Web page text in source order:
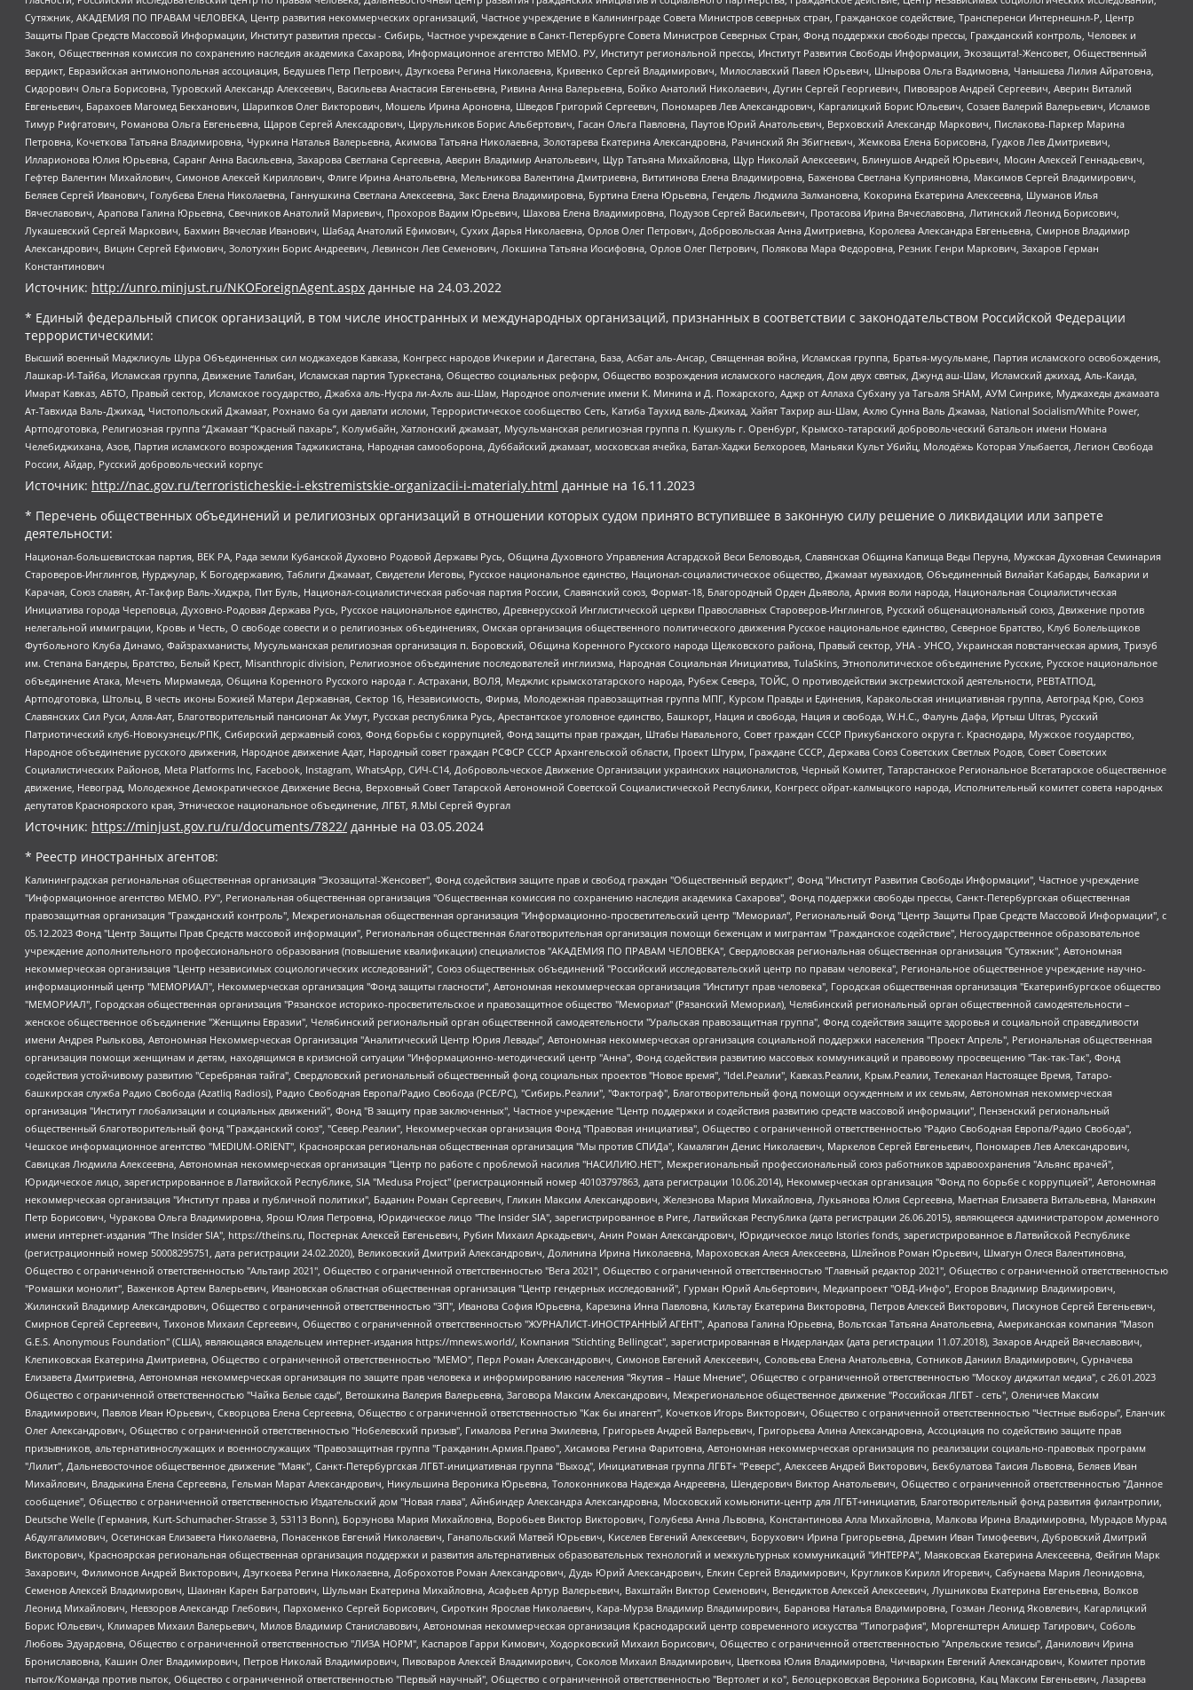
Сутяжник, АКАДЕМИЯ ПО ПРАВАМ ЧЕЛОВЕКА, Центр развития некоммерческих организаций, Частное учреждение в Калининграде Совета Министров северных стран, Гражданское содействие, Трансперенси Интернешнл-Р, Центр
Защиты Прав Средств Массовой Информации, Институт развития прессы - Сибирь, Частное учреждение в Санкт-Петербурге Совета Министров Северных Стран, Фонд поддержки свободы прессы, Гражданский контроль, Человек и
Закон, Общественная комиссия по сохранению наследия академика Сахарова, Информационное агентство МЕМО. РУ, Институт региональной прессы, Институт Развития Свободы Информации, Экозащита!-Женсовет, Общественный
вердикт, Евразийская антимонопольная ассоциация, Бедушев Петр Петрович, Дзугкоева Регина Николаевна, Кривенко Сергей Владимирович, Милославский Павел Юрьевич, Шнырова Ольга Вадимовна, Чанышева Лилия Айратовна,
Сидорович Ольга Борисовна, Туровский Александр Алексеевич, Васильева Анастасия Евгеньевна, Ривина Анна Валерьевна, Бойко Анатолий Николаевич, Дугин Сергей Георгиевич, Пивоваров Андрей Сергеевич, Аверин Виталий
Евгеньевич, Барахоев Магомед Бекханович, Шарипков Олег Викторович, Мошель Ирина Ароновна, Шведов Григорий Сергеевич, Пономарев Лев Александрович, Каргалицкий Борис Юльевич, Созаев Валерий Валерьевич, Исламов
Тимур Рифгатович, Романова Ольга Евгеньевна, Щаров Сергей Алексадрович, Цирульников Борис Альбертович, Гасан Ольга Павловна, Паутов Юрий Анатольевич, Верховский Александр Маркович, Пислакова-Паркер Марина
Петровна, Кочеткова Татьяна Владимировна, Чуркина Наталья Валерьевна, Акимова Татьяна Николаевна, Золотарева Екатерина Александровна, Рачинский Ян Збигневич, Жемкова Елена Борисовна, Гудков Лев Дмитриевич,
Илларионова Юлия Юрьевна, Саранг Анна Васильевна, Захарова Светлана Сергеевна, Аверин Владимир Анатольевич, Щур Татьяна Михайловна, Щур Николай Алексеевич, Блинушов Андрей Юрьевич, Мосин Алексей Геннадьевич,
Гефтер Валентин Михайлович, Симонов Алексей Кириллович, Флиге Ирина Анатольевна, Мельникова Валентина Дмитриевна, Вититинова Елена Владимировна, Баженова Светлана Куприяновна, Максимов Сергей Владимирович,
Беляев Сергей Иванович, Голубева Елена Николаевна, Ганнушкина Светлана Алексеевна, Закс Елена Владимировна, Буртина Елена Юрьевна, Гендель Людмила Залмановна, Кокорина Екатерина Алексеевна, Шуманов Илья
Вячеславович, Арапова Галина Юрьевна, Свечников Анатолий Мариевич, Прохоров Вадим Юрьевич, Шахова Елена Владимировна, Подузов Сергей Васильевич, Протасова Ирина Вячеславовна, Литинский Леонид Борисович,
Лукашевский Сергей Маркович, Бахмин Вячеслав Иванович, Шабад Анатолий Ефимович, Сухих Дарья Николаевна, Орлов Олег Петрович, Добровольская Анна Дмитриевна, Королева Александра Евгеньевна, Смирнов Владимир
Александрович, Вицин Сергей Ефимович, Золотухин Борис Андреевич, Левинсон Лев Семенович, Локшина Татьяна Иосифовна, Орлов Олег Петрович, Полякова Мара Федоровна, Резник Генри Маркович, Захаров Герман
Константинович
Источник: http://unro.minjust.ru/NKOForeignAgent.aspx данные на 24.03.2022
* Единый федеральный список организаций, в том числе иностранных и международных организаций, признанных в соответствии с законодательством Российской Федерации
террористическими:
Высший военный Маджлисуль Шура Объединенных сил моджахедов Кавказа, Конгресс народов Ичкерии и Дагестана, База, Асбат аль-Ансар, Священная война, Исламская группа, Братья-мусульмане, Партия исламского освобождения,
Лашкар-И-Тайба, Исламская группа, Движение Талибан, Исламская партия Туркестана, Общество социальных реформ, Общество возрождения исламского наследия, Дом двух святых, Джунд аш-Шам, Исламский джихад, Аль-Каида,
Имарат Кавказ, АБТО, Правый сектор, Исламское государство, Джабха аль-Нусра ли-Ахль аш-Шам, Народное ополчение имени К. Минина и Д. Пожарского, Аджр от Аллаха Субхану уа Тагьаля SHAM, АУМ Синрике, Муджахеды джамаата
Ат-Тавхида Валь-Джихад, Чистопольский Джамаат, Рохнамо ба суи давлати исломи, Террористическое сообщество Сеть, Катиба Таухид валь-Джихад, Хайят Тахрир аш-Шам, Ахлю Сунна Валь Джамаа, National Socialism/White Power,
Артподготовка, Религиозная группа “Джамаат “Красный пахарь”, Колумбайн, Хатлонский джамаат, Мусульманская религиозная группа п. Кушкуль г. Оренбург, Крымско-татарский добровольческий батальон имени Номана
Челебиджихана, Азов, Партия исламского возрождения Таджикистана, Народная самооборона, Дуббайский джамаат, московская ячейка, Батал-Хаджи Белхороев, Маньяки Культ Убийц, Молодёжь Которая Улыбается, Легион Свобода
России, Айдар, Русский добровольческий корпус
Источник: http://nac.gov.ru/terroristicheskie-i-ekstremistskie-organizacii-i-materialy.html данные на 16.11.2023
* Перечень общественных объединений и религиозных организаций в отношении которых судом принято вступившее в законную силу решение о ликвидации или запрете
деятельности:
Национал-большевистская партия, ВЕК РА, Рада земли Кубанской Духовно Родовой Державы Русь, Община Духовного Управления Асгардской Веси Беловодья, Славянская Община Капища Веды Перуна, Мужская Духовная Семинария
Староверов-Инглингов, Нурджулар, К Богодержавию, Таблиги Джамаат, Свидетели Иеговы, Русское национальное единство, Национал-социалистическое общество, Джамаат мувахидов, Объединенный Вилайат Кабарды, Балкарии и
Карачая, Союз славян, Ат-Такфир Валь-Хиджра, Пит Буль, Национал-социалистическая рабочая партия России, Славянский союз, Формат-18, Благородный Орден Дьявола, Армия воли народа, Национальная Социалистическая
Инициатива города Череповца, Духовно-Родовая Держава Русь, Русское национальное единство, Древнерусской Инглистической церкви Православных Староверов-Инглингов, Русский общенациональный союз, Движение против
нелегальной иммиграции, Кровь и Честь, О свободе совести и о религиозных объединениях, Омская организация общественного политического движения Русское национальное единство, Северное Братство, Клуб Болельщиков
Футбольного Клуба Динамо, Файзрахманисты, Мусульманская религиозная организация п. Боровский, Община Коренного Русского народа Щелковского района, Правый сектор, УНА - УНСО, Украинская повстанческая армия, Тризуб
им. Степана Бандеры, Братство, Белый Крест, Misanthropic division, Религиозное объединение последователей инглиизма, Народная Социальная Инициатива, TulaSkins, Этнополитическое объединение Русские, Русское национальное
объединение Атака, Мечеть Мирмамеда, Община Коренного Русского народа г. Астрахани, ВОЛЯ, Меджлис крымскотатарского народа, Рубеж Севера, ТОЙС, О противодействии экстремистской деятельности, РЕВТАТПОД,
Артподготовка, Штольц, В честь иконы Божией Матери Державная, Сектор 16, Независимость, Фирма, Молодежная правозащитная группа МПГ, Курсом Правды и Единения, Каракольская инициативная группа, Автоград Крю, Союз
Славянских Сил Руси, Алля-Аят, Благотворительный пансионат Ак Умут, Русская республика Русь, Арестантское уголовное единство, Башкорт, Нация и свобода, Нация и свобода, W.H.С., Фалунь Дафа, Иртыш Ultras, Русский
Патриотический клуб-Новокузнецк/РПК, Сибирский державный союз, Фонд борьбы с коррупцией, Фонд защиты прав граждан, Штабы Навального, Совет граждан СССР Прикубанского округа г. Краснодара, Мужское государство,
Народное объединение русского движения, Народное движение Адат, Народный совет граждан РСФСР СССР Архангельской области, Проект Штурм, Граждане СССР, Держава Союз Советских Светлых Родов, Совет Советских
Социалистических Районов, Meta Platforms Inc, Facebook, Instagram, WhatsApp, СИЧ-С14, Добровольческое Движение Организации украинских националистов, Черный Комитет, Татарстанское Региональное Всетатарское общественное
движение, Невоград, Молодежное Демократическое Движение Весна, Верховный Совет Татарской Автономной Советской Социалистической Республики, Конгресс ойрат-калмыцкого народа, Исполнительный комитет совета народных
депутатов Красноярского края, Этническое национальное объединение, ЛГБТ, Я.МЫ Сергей Фургал
Источник: https://minjust.gov.ru/ru/documents/7822/ данные на 03.05.2024
* Реестр иностранных агентов:
Калининградская региональная общественная организация "Экозащита!-Женсовет", Фонд содействия защите прав и свобод граждан "Общественный вердикт", Фонд "Институт Развития Свободы Информации", Частное учреждение "Информационное агентство МЕМО. РУ", Региональная общественная организация "Общественная комиссия по сохранению наследия академика Сахарова", Фонд поддержки свободы прессы, Санкт-Петербургская общественная правозащитная организация "Гражданский контроль", Межрегиональная общественная организация "Информационно-просветительский центр "Мемориал", Региональный Фонд "Центр Защиты Прав Средств Массовой Информации", с 05.12.2023 Фонд "Центр Защиты Прав Средств массовой информации", Региональная общественная благотворительная организация помощи беженцам и мигрантам "Гражданское содействие", Негосударственное образовательное учреждение дополнительного профессионального образования (повышение квалификации) специалистов "АКАДЕМИЯ ПО ПРАВАМ ЧЕЛОВЕКА", Свердловская региональная общественная организация "Сутяжник", Автономная некоммерческая организация "Центр независимых социологических исследований", Союз общественных объединений "Российский исследовательский центр по правам человека", Региональное общественное учреждение научно-информационный центр "МЕМОРИАЛ", Некоммерческая организация "Фонд защиты гласности", Автономная некоммерческая организация "Институт прав человека", Городская общественная организация "Екатеринбургское общество "МЕМОРИАЛ", Городская общественная организация "Рязанское историко-просветительское и правозащитное общество "Мемориал" (Рязанский Мемориал), Челябинский региональный орган общественной самодеятельности – женское общественное объединение "Женщины Евразии", Челябинский региональный орган общественной самодеятельности "Уральская правозащитная группа", Фонд содействия защите здоровья и социальной справедливости имени Андрея Рылькова, Автономная Некоммерческая Организация "Аналитический Центр Юрия Левады", Автономная некоммерческая организация социальной поддержки населения "Проект Апрель", Региональная общественная организация помощи женщинам и детям, находящимся в кризисной ситуации "Информационно-методический центр "Анна", Фонд содействия развитию массовых коммуникаций и правовому просвещению "Так-так-Так", Фонд содействия устойчивому развитию "Серебряная тайга", Свердловский региональный общественный фонд социальных проектов "Новое время", "Idel.Реалии", Кавказ.Реалии, Крым.Реалии, Телеканал Настоящее Время, Татаро-башкирская служба Радио Свобода (Azatliq Radiosi), Радио Свободная Европа/Радио Свобода (PCE/PC), "Сибирь.Реалии", "Фактограф", Благотворительный фонд помощи осужденным и их семьям, Автономная некоммерческая организация "Институт глобализации и социальных движений", Фонд "В защиту прав заключенных", Частное учреждение "Центр поддержки и содействия развитию средств массовой информации", Пензенский региональный общественный благотворительный фонд "Гражданский союз", "Север.Реалии", Некоммерческая организация Фонд "Правовая инициатива", Общество с ограниченной ответственностью "Радио Свободная Европа/Радио Свобода", Чешское информационное агентство "MEDIUM-ORIENT", Красноярская региональная общественная организация "Мы против СПИДа", Камалягин Денис Николаевич, Маркелов Сергей Евгеньевич, Пономарев Лев Александрович, Савицкая Людмила Алексеевна, Автономная некоммерческая организация "Центр по работе с проблемой насилия "НАСИЛИЮ.НЕТ", Межрегиональный профессиональный союз работников здравоохранения "Альянс врачей", Юридическое лицо, зарегистрированное в Латвийской Республике, SIA "Medusa Project" (регистрационный номер 40103797863, дата регистрации 10.06.2014), Некоммерческая организация "Фонд по борьбе с коррупцией", Автономная некоммерческая организация "Институт права и публичной политики", Баданин Роман Сергеевич, Гликин Максим Александрович, Железнова Мария Михайловна, Лукьянова Юлия Сергеевна, Маетная Елизавета Витальевна, Маняхин Петр Борисович, Чуракова Ольга Владимировна, Ярош Юлия Петровна, Юридическое лицо "The Insider SIA", зарегистрированное в Риге, Латвийская Республика (дата регистрации 26.06.2015), являющееся администратором доменного имени интернет-издания "The Insider SIA", https://theins.ru, Постернак Алексей Евгеньевич, Рубин Михаил Аркадьевич, Анин Роман Александрович, Юридическое лицо Istories fonds, зарегистрированное в Латвийской Республике (регистрационный номер 50008295751, дата регистрации 24.02.2020), Великовский Дмитрий Александрович, Долинина Ирина Николаевна, Мароховская Алеся Алексеевна, Шлейнов Роман Юрьевич, Шмагун Олеся Валентиновна, Общество с ограниченной ответственностью "Альтаир 2021", Общество с ограниченной ответственностью "Вега 2021", Общество с ограниченной ответственностью "Главный редактор 2021", Общество с ограниченной ответственностью "Ромашки монолит", Важенков Артем Валерьевич, Ивановская областная общественная организация "Центр гендерных исследований", Гурман Юрий Альбертович, Медиапроект "ОВД-Инфо", Егоров Владимир Владимирович, Жилинский Владимир Александрович, Общество с ограниченной ответственностью "ЗП", Иванова София Юрьевна, Карезина Инна Павловна, Кильтау Екатерина Викторовна, Петров Алексей Викторович, Пискунов Сергей Евгеньевич, Смирнов Сергей Сергеевич, Тихонов Михаил Сергеевич, Общество с ограниченной ответственностью "ЖУРНАЛИСТ-ИНОСТРАННЫЙ АГЕНТ", Арапова Галина Юрьевна, Вольтская Татьяна Анатольевна, Американская компания "Mason G.E.S. Anonymous Foundation" (США), являющаяся владельцем интернет-издания https://mnews.world/, Компания "Stichting Bellingcat", зарегистрированная в Нидерландах (дата регистрации 11.07.2018), Захаров Андрей Вячеславович, Клепиковская Екатерина Дмитриевна, Общество с ограниченной ответственностью "МЕМО", Перл Роман Александрович, Симонов Евгений Алексеевич, Соловьева Елена Анатольевна, Сотников Даниил Владимирович, Сурначева Елизавета Дмитриевна, Автономная некоммерческая организация по защите прав человека и информированию населения "Якутия – Наше Мнение", Общество с ограниченной ответственностью "Москоу диджитал медиа", с 26.01.2023 Общество с ограниченной ответственностью "Чайка Белые сады", Ветошкина Валерия Валерьевна, Заговора Максим Александрович, Межрегиональное общественное движение "Российская ЛГБТ - сеть", Оленичев Максим Владимирович, Павлов Иван Юрьевич, Скворцова Елена Сергеевна, Общество с ограниченной ответственностью "Как бы инагент", Кочетков Игорь Викторович, Общество с ограниченной ответственностью "Честные выборы", Еланчик Олег Александрович, Общество с ограниченной ответственностью "Нобелевский призыв", Гималова Регина Эмилевна, Григорьев Андрей Валерьевич, Григорьева Алина Александровна, Ассоциация по содействию защите прав призывников, альтернативнослужащих и военнослужащих "Правозащитная группа "Гражданин.Армия.Право", Хисамова Регина Фаритовна, Автономная некоммерческая организация по реализации социально-правовых программ "Лилит", Дальневосточное общественное движение "Маяк", Санкт-Петербургская ЛГБТ-инициативная группа "Выход", Инициативная группа ЛГБТ+ "Реверс", Алексеев Андрей Викторович, Бекбулатова Таисия Львовна, Беляев Иван Михайлович, Владыкина Елена Сергеевна, Гельман Марат Александрович, Никульшина Вероника Юрьевна, Толоконникова Надежда Андреевна, Шендерович Виктор Анатольевич, Общество с ограниченной ответственностью "Данное сообщение", Общество с ограниченной ответственностью Издательский дом "Новая глава", Айнбиндер Александра Александровна, Московский комьюнити-центр для ЛГБТ+инициатив, Благотворительный фонд развития филантропии, Deutsche Welle (Германия, Kurt-Schumacher-Strasse 3, 53113 Bonn), Борзунова Мария Михайловна, Воробьев Виктор Викторович, Голубева Анна Львовна, Константинова Алла Михайловна, Малкова Ирина Владимировна, Мурадов Мурад Абдулгалимович, Осетинская Елизавета Николаевна, Понасенков Евгений Николаевич, Ганапольский Матвей Юрьевич, Киселев Евгений Алексеевич, Борухович Ирина Григорьевна, Дремин Иван Тимофеевич, Дубровский Дмитрий Викторович, Красноярская региональная общественная организация поддержки и развития альтернативных образовательных технологий и межкультурных коммуникаций "ИНТЕРРА", Маяковская Екатерина Алексеевна, Фейгин Марк Захарович, Филимонов Андрей Викторович, Дзугкоева Регина Николаевна, Доброхотов Роман Александрович, Дудь Юрий Александрович, Елкин Сергей Владимирович, Кругликов Кирилл Игоревич, Сабунаева Мария Леонидовна, Семенов Алексей Владимирович, Шаинян Карен Багратович, Шульман Екатерина Михайловна, Асафьев Артур Валерьевич, Вахштайн Виктор Семенович, Венедиктов Алексей Алексеевич, Лушникова Екатерина Евгеньевна, Волков Леонид Михайлович, Невзоров Александр Глебович, Пархоменко Сергей Борисович, Сироткин Ярослав Николаевич, Кара-Мурза Владимир Владимирович, Баранова Наталья Владимировна, Гозман Леонид Яковлевич, Кагарлицкий Борис Юльевич, Климарев Михаил Валерьевич, Милов Владимир Станиславович, Автономная некоммерческая организация Краснодарский центр современного искусства "Типография", Моргенштерн Алишер Тагирович, Соболь Любовь Эдуардовна, Общество с ограниченной ответственностью "ЛИЗА НОРМ", Каспаров Гарри Кимович, Ходорковский Михаил Борисович, Общество с ограниченной ответственностью "Апрельские тезисы", Данилович Ирина Брониславовна, Кашин Олег Владимирович, Петров Николай Владимирович, Пивоваров Алексей Владимирович, Соколов Михаил Владимирович, Цветкова Юлия Владимировна, Чичваркин Евгений Александрович, Комитет против пыток/Команда против пыток, Общество с ограниченной ответственностью "Первый научный", Общество с ограниченной ответственностью "Вертолет и ко", Белоцерковская Вероника Борисовна, Кац Максим Евгеньевич, Лазарева Татьяна Юрьевна, Шаведдинов Руслан Табризович, Яшин Илья Валерьевич, Общество с ограниченной ответственностью "Иноагент ААВ", Алешковский Дмитрий Петрович, Альбац Евгения Марковна, Быков Дмитрий Львович, Галямина Юлия Евгеньевна, Лойко Сергей Леонидович, Мартынов Кирилл Константинович, Медведев Сергей Александрович, Крашенинников Федор Геннадиевич, Гордеева Катерина Вл